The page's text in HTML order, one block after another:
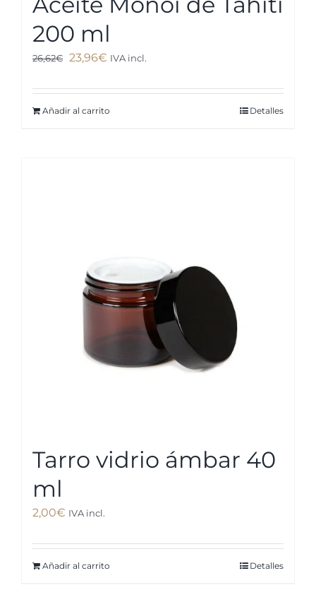
200 ml
26,62€ El
original
era:
23,96€El
actual
es:
IVA incl.
Añadir al carrito Detalles
Tarro vidrio ámbar 40
ml
2,00€ IVA incl.
Añadir al carrito Detalles